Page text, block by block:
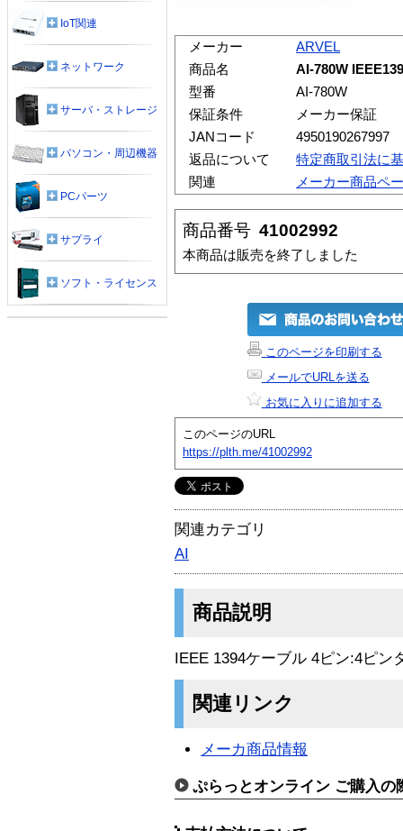
メーカー
ARVEL
商品名
AI-780W
型番
AI-780W
保証条件
メーカー保証
JANコード
4950190267997
返品について
特定商取引法に
関連
メーカー商品ペ
商品番号 41002992
本商品は販売を終了しました
このページを印刷する
メールでURLを送る
お気に入りに追加する
このページのURL
https://plth.me/41002992
関連カテゴリ
AI
商品説明
IEEE 1394ケーブル 4ピン:4ピン
関連リンク
メーカ商品情報
ぷらっとオンライン ご購入の
IoT関連
ネットワーク
サーバ・ストレージ
パソコン・周辺機器
PCパーツ
サプライ
ソフト・ライセンス